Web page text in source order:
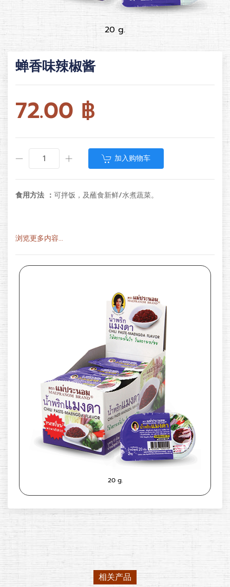
20 g.
蝉香味辣椒酱
72.00 ฿
加入购物车
食用方法 ： 可拌饭，及蘸食新鲜/水煮蔬菜。
浏览更多内容...
20 g.
相关产品